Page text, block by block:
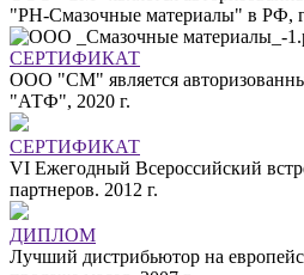
"РН-Смазочные материалы" в РФ,
СЕРТИФИКАТ
ООО "СМ" является
"АТФ", 2020 г.
СЕРТИФИКАТ
VI Ежегодный Всероссийский
партнеров. 2012 г.
ДИПЛОМ
Лучший дистрибьютор на